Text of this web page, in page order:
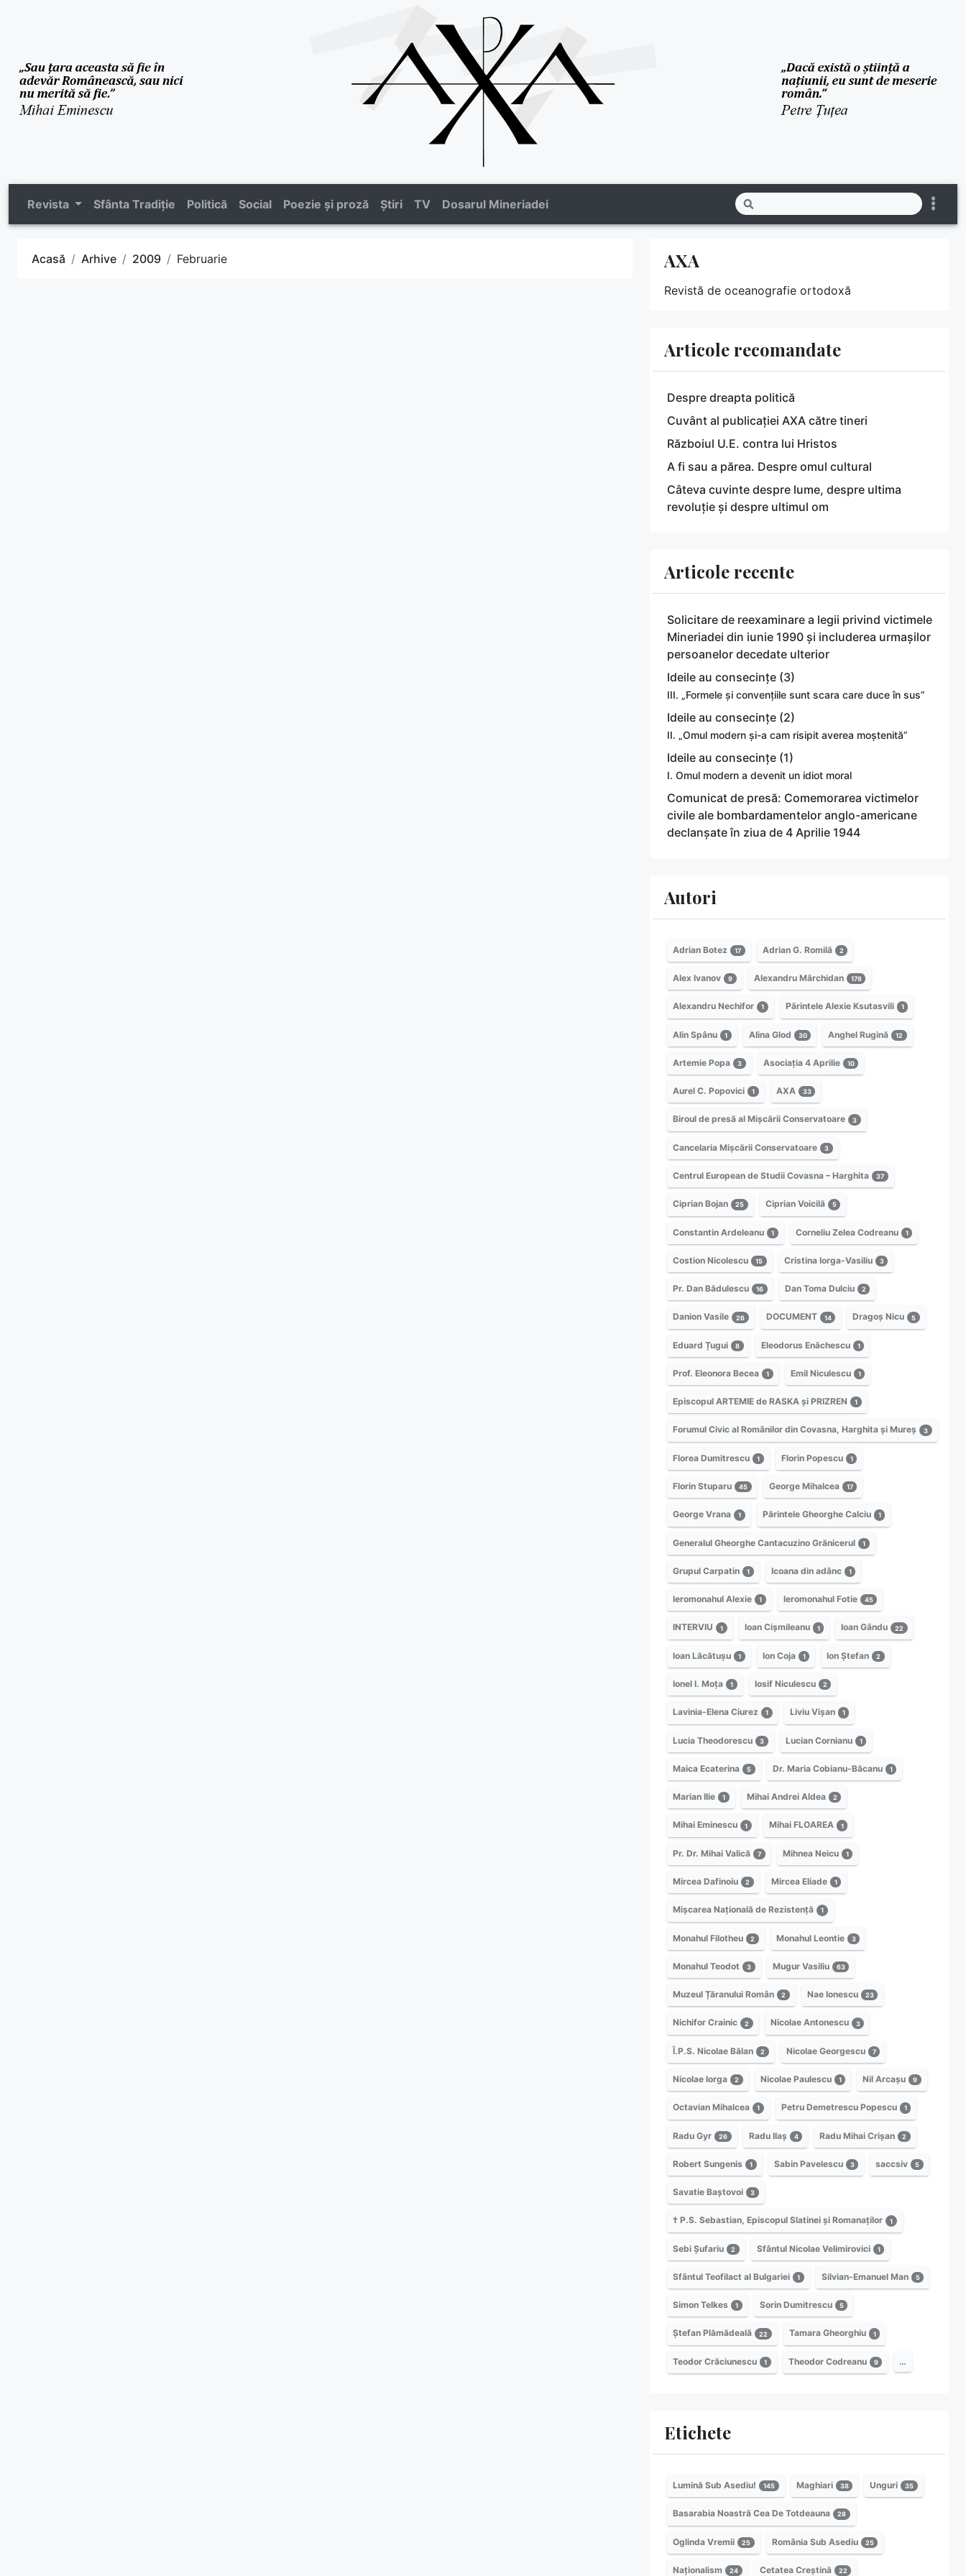
Revista Sfânta Tradiție Politică Social Poezie și proză Știri TV Dosarul Mineriadei
Acasă Arhive 2009 Februarie AXA
Revistă de oceanografie ortodoxă
Articole recomandate
Despre dreapta politică
Cuvânt al publicației AXA către tineri
Războiul U.E. contra lui Hristos
A fi sau a părea. Despre omul cultural
Câteva cuvinte despre lume, despre ultima
revoluție și despre ultimul om
Articole recente
Solicitare de reexaminare a legii privind victimele
Mineriadei din iunie 1990 și includerea urmașilor
persoanelor decedate ulterior
Ideile au consecințe (3)
III. „Formele și convențiile sunt scara care duce în sus”
Ideile au consecințe (2)
II. „Omul modern și-a cam risipit averea moștenită”
Ideile au consecințe (1)
I. Omul modern a devenit un idiot moral
Comunicat de presă: Comemorarea victimelor
civile ale bombardamentelor anglo-americane
declanșate în ziua de 4 Aprilie 1944
Autori
Adrian Botez 17 Adrian G. Romilă 2
Alex Ivanov 9 Alexandru Mărchidan 178
Alexandru Nechifor 1 Părintele Alexie Ksutasvili 1
Alin Spânu 1 Alina Glod 30 Anghel Rugină 12
Artemie Popa 3 Asociația 4 Aprilie 10
Aurel C. Popovici 1 AXA 33
Biroul de presă al Mișcării Conservatoare 3
Cancelaria Mișcării Conservatoare 3
Centrul European de Studii Covasna – Harghita 37
Ciprian Bojan 25 Ciprian Voicilă 5
Constantin Ardeleanu 1 Corneliu Zelea Codreanu 1
Costion Nicolescu 15 Cristina Iorga-Vasiliu 3
Pr. Dan Bădulescu 16 Dan Toma Dulciu 2
Danion Vasile 26 DOCUMENT 14 Dragoș Nicu 5
Eduard Țugui 8 Eleodorus Enăchescu 1
Prof. Eleonora Becea 1 Emil Niculescu 1
Episcopul ARTEMIE de RASKA și PRIZREN 1
Forumul Civic al Românilor din Covasna, Harghita și Mureș 3
Florea Dumitrescu 1 Florin Popescu 1
Florin Stuparu 45 George Mihalcea 17
George Vrana 1 Părintele Gheorghe Calciu 1
Generalul Gheorghe Cantacuzino Grănicerul 1
Grupul Carpatin 1 Icoana din adânc 1
Ieromonahul Alexie 1 Ieromonahul Fotie 45
INTERVIU 1 Ioan Cișmileanu 1 Ioan Gându 22
Ioan Lăcătușu 1 Ion Coja 1 Ion Ștefan 2
Ionel I. Moța 1 Iosif Niculescu 2
Lavinia-Elena Ciurez 1 Liviu Vișan 1
Lucia Theodorescu 3 Lucian Cornianu 1
Maica Ecaterina 5 Dr. Maria Cobianu-Băcanu 1
Marian Ilie 1 Mihai Andrei Aldea 2
Mihai Eminescu 1 Mihai FLOAREA 1
Pr. Dr. Mihai Valică 7 Mihnea Neicu 1
Mircea Dafinoiu 2 Mircea Eliade 1
Mișcarea Națională de Rezistență 1
Monahul Filotheu 2 Monahul Leontie 3
Monahul Teodot 3 Mugur Vasiliu 63
Muzeul Țăranului Român 2 Nae Ionescu 23
Nichifor Crainic 2 Nicolae Antonescu 3
Î.P.S. Nicolae Bălan 2 Nicolae Georgescu 7
Nicolae Iorga 2 Nicolae Paulescu 1 Nil Arcașu 9
Octavian Mihalcea 1 Petru Demetrescu Popescu 1
Radu Gyr 26 Radu Ilaș 4 Radu Mihai Crișan 2
Robert Sungenis 1 Sabin Pavelescu 3 saccsiv 5
Savatie Baștovoi 3
† P.S. Sebastian, Episcopul Slatinei și Romanaților 1
Sebi Șufariu 2 Sfântul Nicolae Velimirovici 1
Sfântul Teofilact al Bulgariei 1 Silvian-Emanuel Man 5
Simon Telkes 1 Sorin Dumitrescu 5
Ștefan Plămădeală 22 Tamara Gheorghiu 1
Teodor Crăciunescu 1 Theodor Codreanu 9 …
Etichete
Lumină Sub Asediu! 145 Maghiari 38 Unguri 35
Basarabia Noastră Cea De Totdeauna 28
Oglinda Vremii 25 România Sub Asediu 25
Naționalism 24 Cetatea Creștină 22